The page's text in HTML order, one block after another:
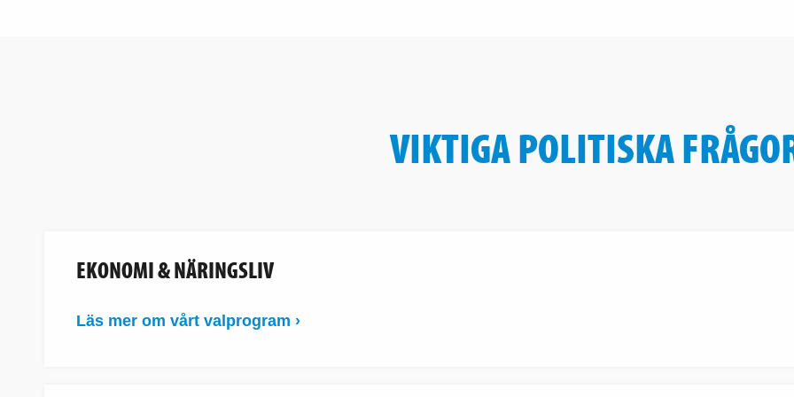
VIKTIGA POLITISKA
EKONOMI & NÄRINGSLIV
Läs mer om vårt valprogram ›